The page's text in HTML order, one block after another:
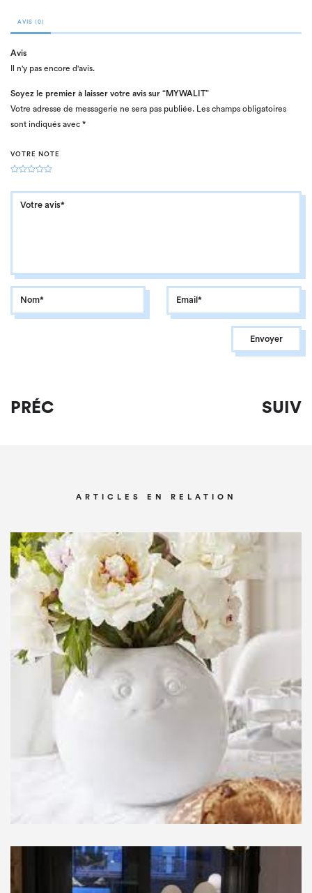
AVIS (0)
Avis
Il n'y pas encore d'avis.
Soyez le premier à laisser votre avis sur “MYWALIT”
Votre adresse de messagerie ne sera pas publiée. Les champs obligatoires
sont indiqués avec *
VOTRE NOTE
PRÉC SUIV
ARTICLES EN RELATION